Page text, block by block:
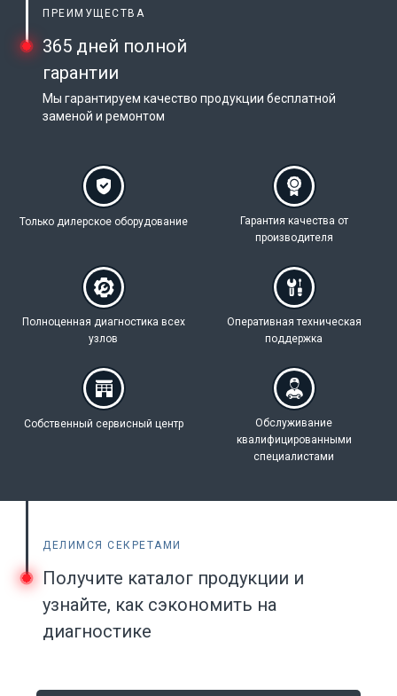
ПРЕИМУЩЕСТВА
365 дней полной
гарантии
Мы гарантируем качество продукции бесплатной
заменой и ремонтом
Только дилерское оборудование Гарантия качества от
производителя
Полноценная диагностика всех
узлов
Оперативная техническая
поддержка
Собственный сервисный центр
Обслуживание
квалифицированными
специалистами
ДЕЛИМСЯ СЕКРЕТАМИ
Получите каталог продукции и
узнайте, как сэкономить на
диагностике